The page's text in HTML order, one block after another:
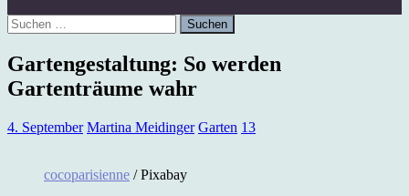
Suchen
nach:
Gartengestaltung: So werden
Gartenträume wahr
4. September Martina Meidinger Garten 13
cocoparisienne / Pixabay